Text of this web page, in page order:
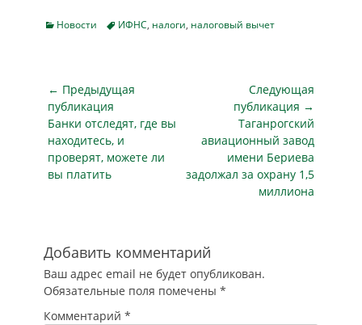
декабря.
какое имущество…
газета». Надо
будет
рассматривать
ожидаемых
поправках. Часть
изменений в
кодекс, которые
запланировал
Минфин, должна
была вступить в
кодекс…
Categories
Новости TagsИФНС, налоги, налоговый вычет
Навигация
по
записям
← Предыдущая
публикация
Предыдущая
публикация
Банки отследят, где вы
находитесь, и
проверят, можете ли
вы платить
Следующая
публикация →
Следующая
публикация
Таганрогский
авиационный завод
имени Бериева
задолжал за охрану 1,5
миллиона
Добавить комментарий
Ваш адрес email не будет опубликован.
Обязательные поля помечены *
Комментарий *